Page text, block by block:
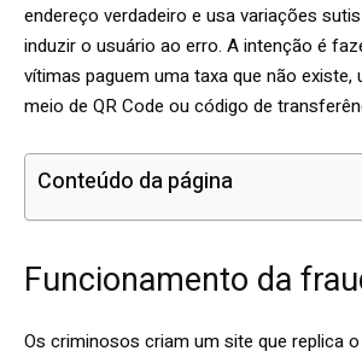
endereço verdadeiro e usa variações
induzir o usuário ao erro. A intenção é
vítimas paguem uma taxa que não existe,
meio de QR Code ou código de
Conteúdo da página
Funcionamento da
Os criminosos criam um site que replica